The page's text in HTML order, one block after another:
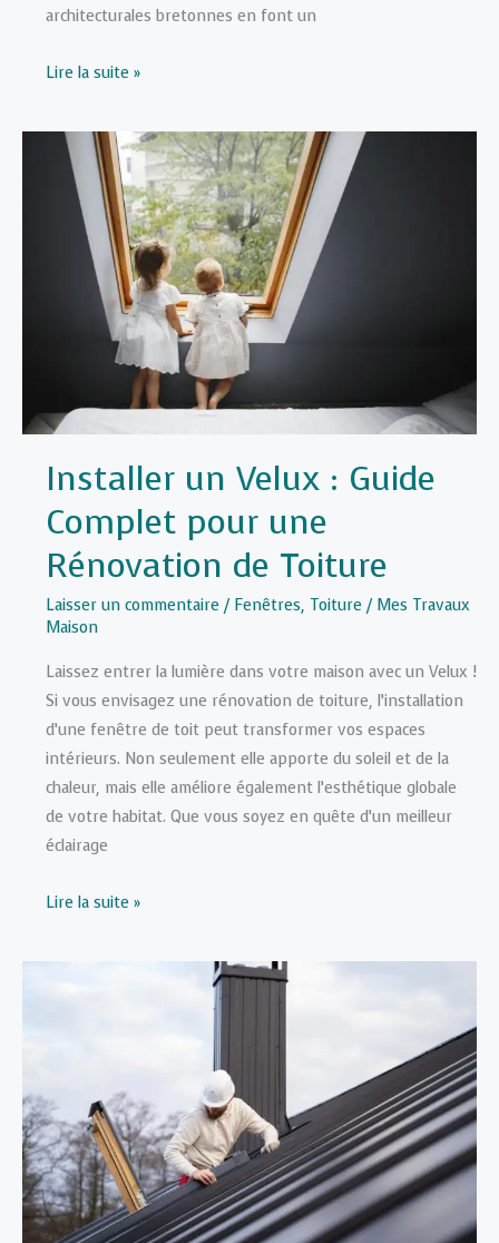
architecturales bretonnes en font un
Les
de
Couvreur
Concarneau
expertise
engagement
Lire la suite »
Installer un Velux : Guide
Complet pour une
Rénovation de Toiture
Laisser un commentaire / Fenêtres, Toiture / Mes Travaux
Maison
Laissez entrer la lumière dans votre maison avec un Velux !
Si vous envisagez une rénovation de toiture, l’installation
d’une fenêtre de toit peut transformer vos espaces
intérieurs. Non seulement elle apporte du soleil et de la
chaleur, mais elle améliore également l’esthétique globale
de votre habitat. Que vous soyez en quête d’un meilleur
éclairage
Installer
Velux
une
Rénovation
de
Toiture
Lire la suite »